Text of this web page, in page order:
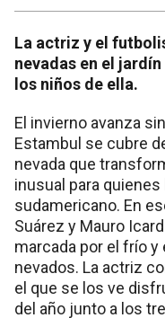
La actriz y el
nevadas en el
los niños de ella.
El invierno avanza
Estambul se cubre
nevada que
inusual para
sudamericano. En
Suárez y Mauro
marcada por el frío
nevados. La actriz
el que se los ve
del año junto a los